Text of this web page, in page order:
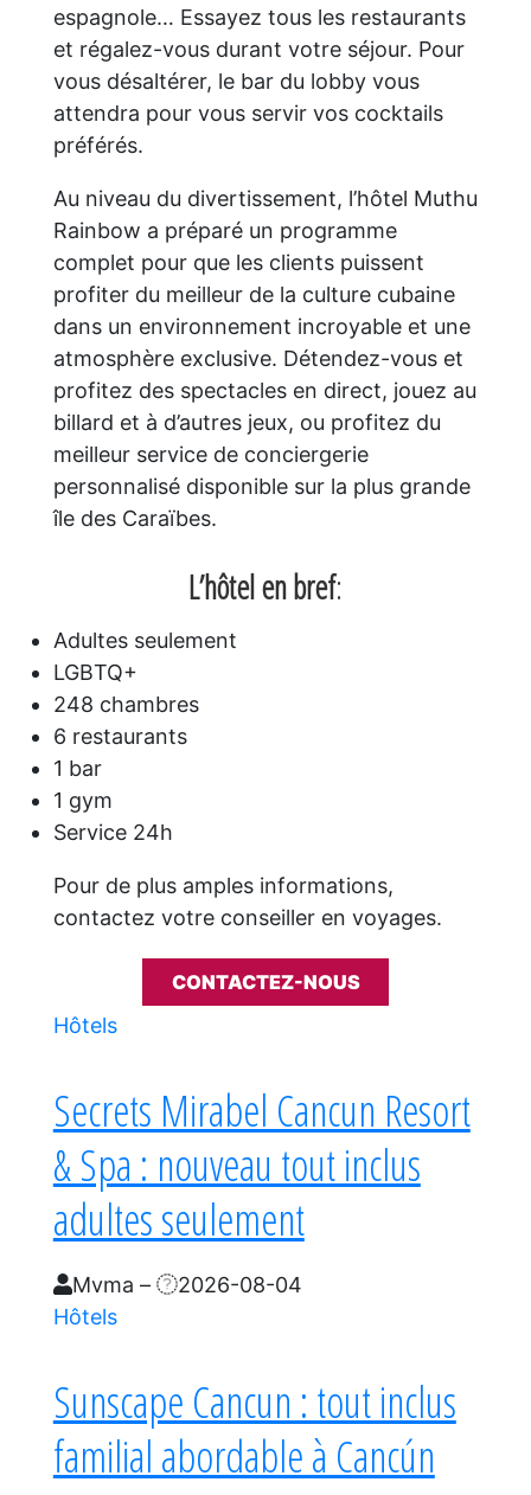
espagnole… Essayez tous les restaurants
et régalez-vous durant votre séjour. Pour
vous désaltérer, le bar du lobby vous
attendra pour vous servir vos cocktails
préférés.
Au niveau du divertissement, l’hôtel Muthu
Rainbow a préparé un programme
complet pour que les clients puissent
profiter du meilleur de la culture cubaine
dans un environnement incroyable et une
atmosphère exclusive. Détendez-vous et
profitez des spectacles en direct, jouez au
billard et à d’autres jeux, ou profitez du
meilleur service de conciergerie
personnalisé disponible sur la plus grande
île des Caraïbes.
L’hôtel en bref:
Adultes seulement
LGBTQ+
248 chambres
6 restaurants
1 bar
1 gym
Service 24h
Pour de plus amples informations,
contactez votre conseiller en voyages.
CONTACTEZ-NOUS
Hôtels
Secrets Mirabel Cancun Resort
& Spa : nouveau tout inclus
adultes seulement
Mvma –
2026-08-04
Hôtels
Sunscape Cancun : tout inclus
familial abordable à Cancún